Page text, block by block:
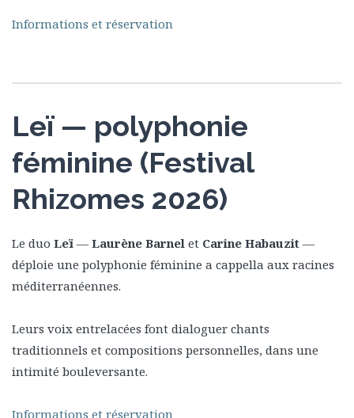
Informations et réservation
Leï — polyphonie
féminine (Festival
Rhizomes 2026)
Le duo Leï — Laurène Barnel et Carine Habauzit —
déploie une polyphonie féminine a cappella aux racines
méditerranéennes.
Leurs voix entrelacées font dialoguer chants
traditionnels et compositions personnelles, dans une
intimité bouleversante.
Informations et réservation